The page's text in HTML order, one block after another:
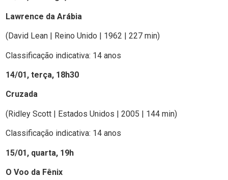
Lawrence da Arábia
(David Lean | Reino Unido | 1962 | 227 min)
Classificação indicativa: 14 anos
14/01, terça, 18h30
Cruzada
(Ridley Scott | Estados Unidos | 2005 | 144 min)
Classificação indicativa: 14 anos
15/01, quarta, 19h
O Voo da Fênix